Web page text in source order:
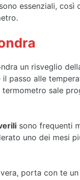
essenziali,
un risveglio
passo alle
sale
sono frequenti
uno dei mesi
porta con te